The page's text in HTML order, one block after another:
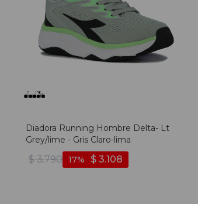
Diadora Running Hombre Delta- Lt
Grey/lime - Gris Claro-lima
$ 3.790 $ 3.108
17